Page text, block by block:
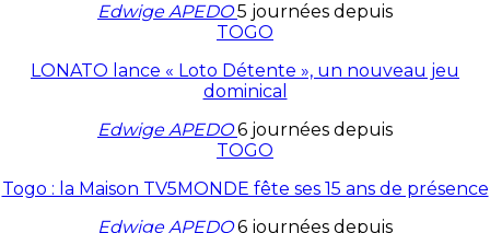
Edwige APEDO5 journées depuis
TOGO
LONATO lance « Loto Détente », un nouveau jeu
dominical
Edwige APEDO6 journées depuis
TOGO
Togo : la Maison TV5MONDE fête ses 15 ans de présence
Edwige APEDO6 journées depuis